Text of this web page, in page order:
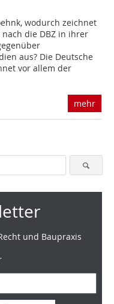
wodurch zeichnet
die DBZ in ihrer
aus? Die Deutsche
vor allem der
mehr
und Baupraxis